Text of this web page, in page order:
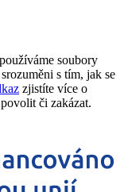
soubory
s tím, jak se
zjistíte více o
či zakázat.